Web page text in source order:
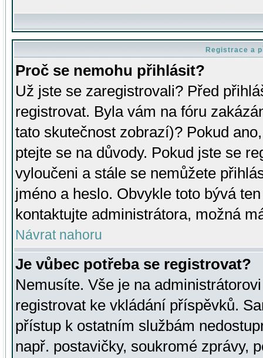
Registrace a
Proč se nemohu přihlásit?
Už jste se zaregistrovali? Před
registrovat. Byla vám na fóru
tato skutečnost zobrazí)? Pokud
ptejte se na důvody. Pokud jste se
vyloučeni a stále se nemůžete
jméno a heslo. Obvykle toto bývá
kontaktujte administrátora, možná
Návrat nahoru
Je vůbec potřeba se registrovat?
Nemusíte. Vše je na
registrovat ke vkládání příspěvků.
přístup k ostatním službám
např. postavičky, soukromé zprávy,